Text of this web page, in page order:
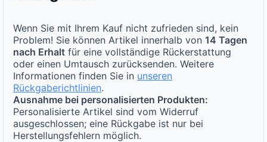
Wenn Sie mit Ihrem Kauf nicht zufrieden sind, kein
Problem! Sie können Artikel innerhalb von 14 Tagen
nach Erhalt für eine vollständige Rückerstattung
oder einen Umtausch zurücksenden. Weitere
Informationen finden Sie in unseren
Rückgaberichtlinien.
Ausnahme bei personalisierten Produkten:
Personalisierte Artikel sind vom Widerruf
ausgeschlossen; eine Rückgabe ist nur bei
Herstellungsfehlern möglich.